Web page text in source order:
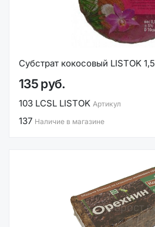
Субстрат кокосовый LISTOK
135 руб.
103 LCSL LISTOK Артикул
137 Наличие в магазине